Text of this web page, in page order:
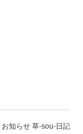
お知らせ 草-sou-日記